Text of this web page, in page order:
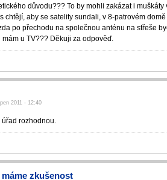
důvodu??? To by mohli zakázat i
chtějí, aby se satelity sundali, v 8-patrovém
po přechodu na společnou anténu na střeše
mám u TV??? Děkuji za odpověď.
2011 - 12:40
úřad rozhodnou.
zkušenost